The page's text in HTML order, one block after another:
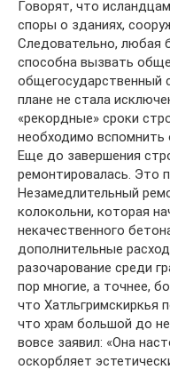
Говорят, что
споры о зданиях,
Следовательно, любая
способна вызвать
общегосударственный
плане не стала
«рекордные» сроки
необходимо вспомнить
Еще до завершения
ремонтировалась. Это
Незамедлительный
колокольни, которая
некачественного
дополнительные
разочарование среди
пор многие, а точнее,
что Хатльгримскиркья
что храм большой до
вовсе заявил: «Она
оскорбляет